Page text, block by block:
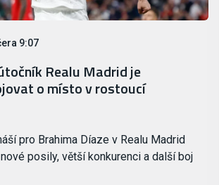
9:07
Realu Madrid je
o místo v rostoucí
pro Brahima Díaze v Realu Madrid
posily, větší konkurenci a další boj